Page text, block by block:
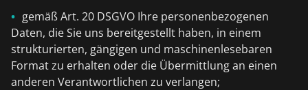
gemäß Art. 20 DSGVO Ihre personenbezogenen
Daten, die Sie uns bereitgestellt haben, in einem
strukturierten, gängigen und maschinenlesebaren
Format zu erhalten oder die Übermittlung an einen
anderen Verantwortlichen zu verlangen;